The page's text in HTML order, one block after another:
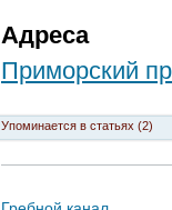
Адреса
Приморский
Упоминается в статьях (2)